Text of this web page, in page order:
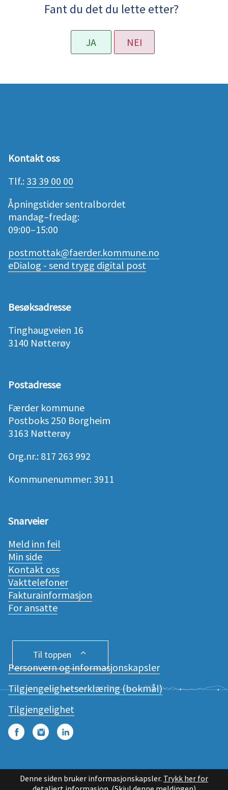
Fant du det du lette etter?
JA NEI
Kontakt oss
Tlf.: 33 39 00 00
Åpningstider sentralbordet
mandag–fredag:
09:00–15:00
postmottak@faerder.kommune.no
eDialog - send trygg digital post
Besøksadresse
Tinghaugveien 16
3140 Nøtterøy
Postadresse
Færder kommune
Postboks 250 Borgheim
3163 Nøtterøy
Org.nr.: 817 263 992
Kommunenummer: 3911
Snarveier
Meld inn feil
Min side
Kontakt oss
Vakttelefoner
Fakturainformasjon
For ansatte
Personvern og informasjonskapsler
Tilgjengelighetserklæring (bokmål)
Tilgjengelighet
FacebookInstagramLinkedIn
Til toppen
Denne siden bruker informasjonskapsler. Trykk her for